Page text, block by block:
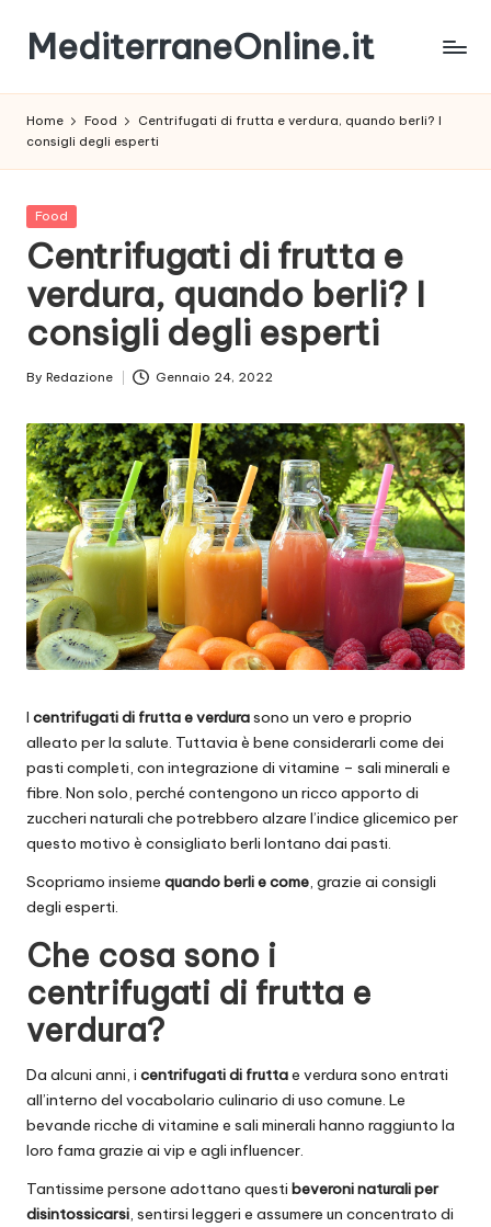
content
MediterraneOnline.it
aggiornato
nostre
News
Home Food
Centrifugati di frutta e verdura, quando berli? I
consigli degli esperti
Posted
Food
Centrifugati di frutta e
verdura, quando berli? I
consigli degli esperti
Posted
By Redazione Gennaio 24, 2022
I centrifugati di frutta e verdurasono un vero e proprio
alleato per la salute. Tuttavia è bene considerarli come dei
pasti completi, con integrazione di vitamine – sali minerali e
fibre. Non solo, perché contengono un ricco apporto di
zuccheri naturali che potrebbero alzare l’indice glicemico per
questo motivo è consigliato berli lontano dai pasti.
Scopriamo insieme quando berli e come, grazie ai consigli
degli esperti.
Che cosa sono i
centrifugati di frutta e
verdura?
Da alcuni anni, i centrifugati di fruttae verdura sono entrati
all’interno del vocabolario culinario di uso comune. Le
bevande ricche di vitamine e sali minerali hanno raggiunto la
loro fama grazie ai vip e agli influencer.
Tantissime persone adottano questi beveroni naturali per
disintossicarsi, sentirsi leggeri e assumere un concentrato di